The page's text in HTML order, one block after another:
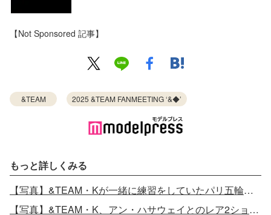
【Not Sponsored 記事】
&TEAM 2025 &TEAM FANMEETING ‘&︎◆’
もっと詳しくみる
【写真】&TEAM・Kが一緒に練習をしていたパリ五輪出場選手
【写真】&TEAM・K、アン・ハサウェイとのレア2ショット